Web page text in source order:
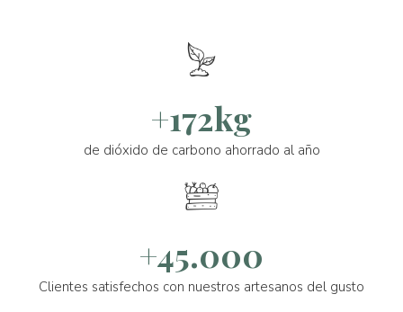
+172kg
de dióxido de carbono ahorrado al año
+45.000
Clientes satisfechos con nuestros artesanos del gusto